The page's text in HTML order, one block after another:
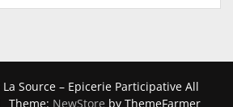
Source – Epicerie Participative All
Theme: NewStore by ThemeFarmer